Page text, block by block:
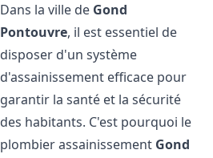
Dans la ville de Gond
Pontouvre, il est essentiel de
disposer d'un système
d'assainissement efficace pour
garantir la santé et la sécurité
des habitants. C'est pourquoi le
plombier assainissement Gond